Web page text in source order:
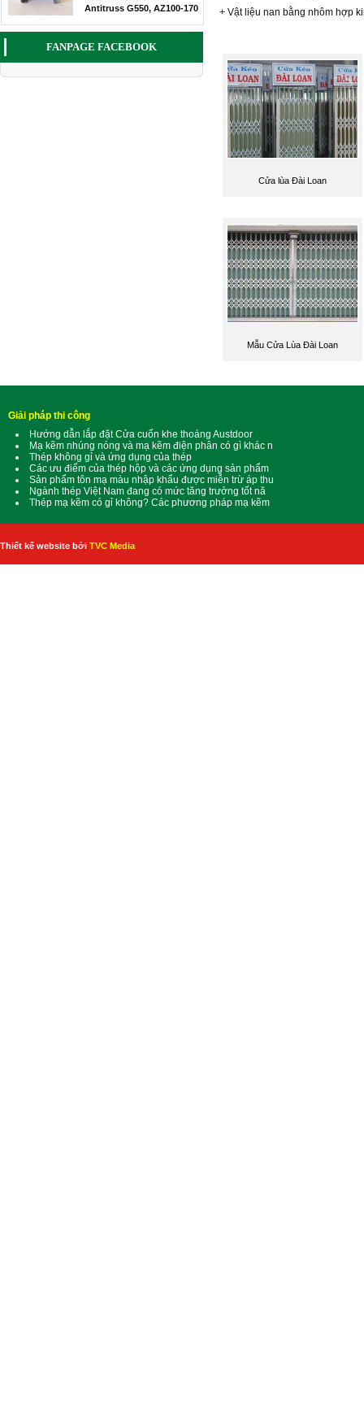
Antitruss G550, AZ100-170
FANPAGE FACEBOOK
+ Vật liệu nan bằng nhôm hợp
Cửa lùa Đài Loan
Mẫu Cửa Lùa Đài Loan
Giải pháp thi công
Hướng dẫn lắp đặt Cửa cuốn khe thoáng Austdoor
Mạ kẽm nhúng nóng và mạ kẽm điện phân có gì khác n
Thép không gỉ và ứng dụng của thép
Các ưu điểm của thép hộp và các ứng dụng sản phẩm
Sản phẩm tôn mạ màu nhập khẩu được miễn trừ áp thu
Ngành thép Việt Nam đang có mức tăng trưởng tốt nă
Thép mạ kẽm có gỉ không? Các phương pháp mạ kẽm
Thiết kế website bởi TVC Media